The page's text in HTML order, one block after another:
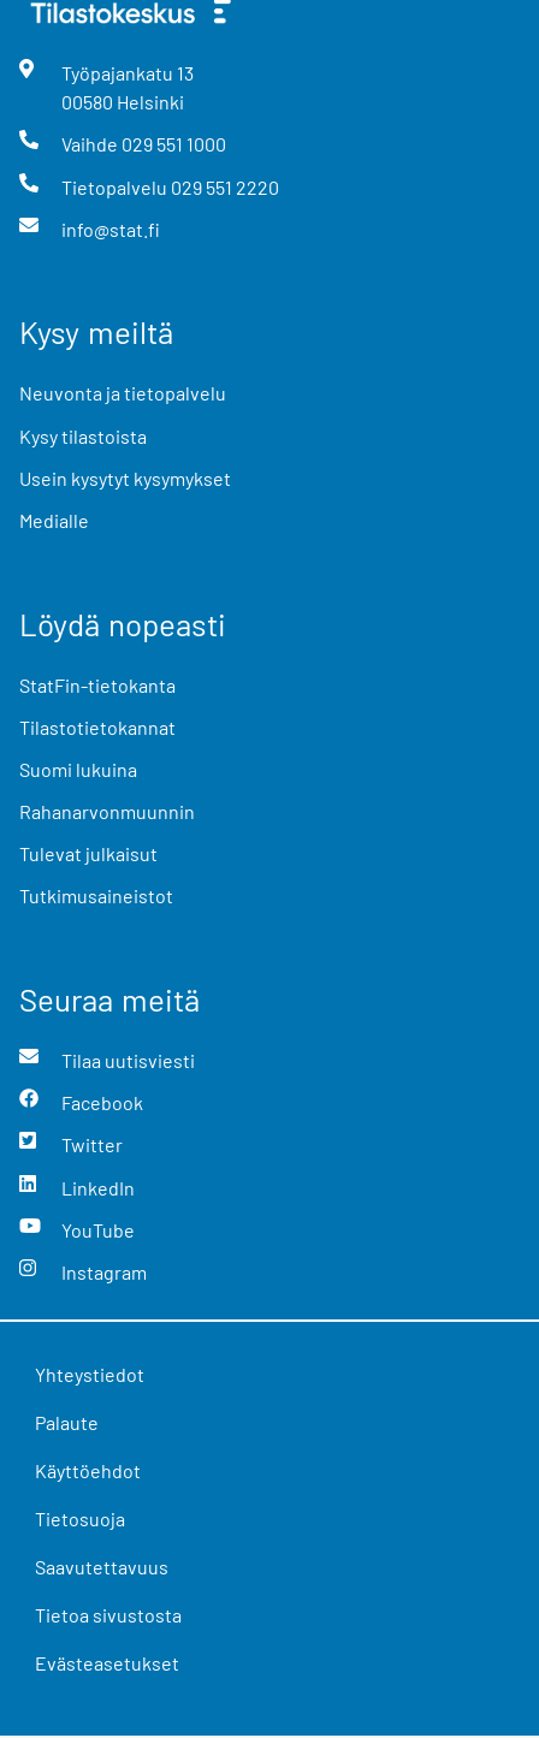
Työpajankatu 13
00580 Helsinki
Vaihde 029 551 1000
Tietopalvelu 029 551 2220
info@stat.fi
Kysy meiltä
Neuvonta ja tietopalvelu
Kysy tilastoista
Usein kysytyt kysymykset
Medialle
Löydä nopeasti
StatFin-tietokanta
Tilastotietokannat
Suomi lukuina
Rahanarvonmuunnin
Tulevat julkaisut
Tutkimusaineistot
Seuraa meitä
Tilaa uutisviesti
Facebook
Twitter
LinkedIn
YouTube
Instagram
Yhteystiedot
Palaute
Käyttöehdot
Tietosuoja
Saavutettavuus
Tietoa sivustosta
Evästeasetukset